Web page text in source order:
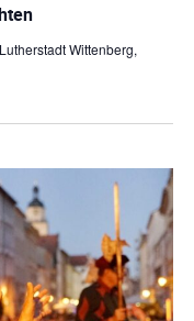
Wittenberg,